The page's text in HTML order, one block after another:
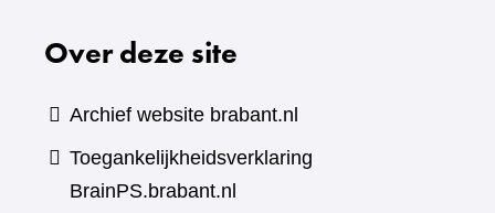
Over deze site
Archief website brabant.nl
Toegankelijkheidsverklaring
BrainPS.brabant.nl